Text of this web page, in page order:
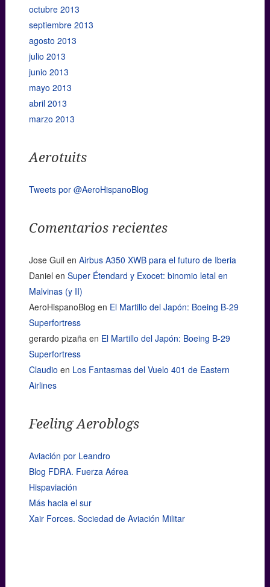
octubre 2013
septiembre 2013
agosto 2013
julio 2013
junio 2013
mayo 2013
abril 2013
marzo 2013
Aerotuits
Tweets por @AeroHispanoBlog
Comentarios recientes
Jose Guil en Airbus A350 XWB para el futuro de Iberia
Daniel en Super Étendard y Exocet: binomio letal en
Malvinas (y II)
AeroHispanoBlog en El Martillo del Japón: Boeing B-29
Superfortress
gerardo pizaña en El Martillo del Japón: Boeing B-29
Superfortress
Claudio en Los Fantasmas del Vuelo 401 de Eastern
Airlines
Feeling Aeroblogs
Aviación por Leandro
Blog FDRA. Fuerza Aérea
Hispaviación
Más hacia el sur
Xair Forces. Sociedad de Aviación Militar